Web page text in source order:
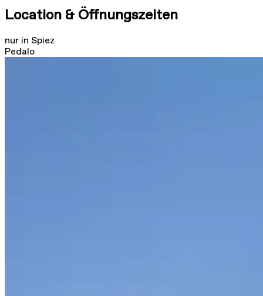
Location & Öffnungszeiten
nur in Spiez
Pedalo